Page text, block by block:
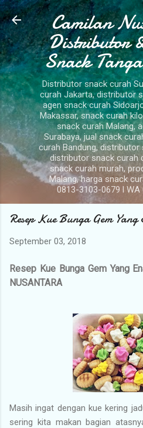
Langsung ke
Camilan
Distributor
Snack
Distributor snack curah
curah Jakarta, distributor
agen snack curah
Makassar, snack curah
snack curah Malang,
Surabaya, jual snack
curah Bandung, distributor
distributor snack curah
snack curah murah,
Malang, harga snack
0813-3103-0679 l
Resep Kue Bunga Gem
September 03, 2018
Resep Kue Bunga Gem Yang
NUSANTARA
Masih ingat dengan kue kering
sering kita makan bagian